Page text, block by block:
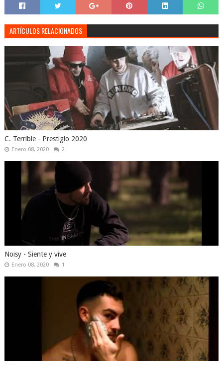
ARTÍCULOS RELACIONADOS
C. Terrible - Prestigio 2020
Enero 08, 2020 2
Noisy - Siente y vive
Enero 08, 2020 1